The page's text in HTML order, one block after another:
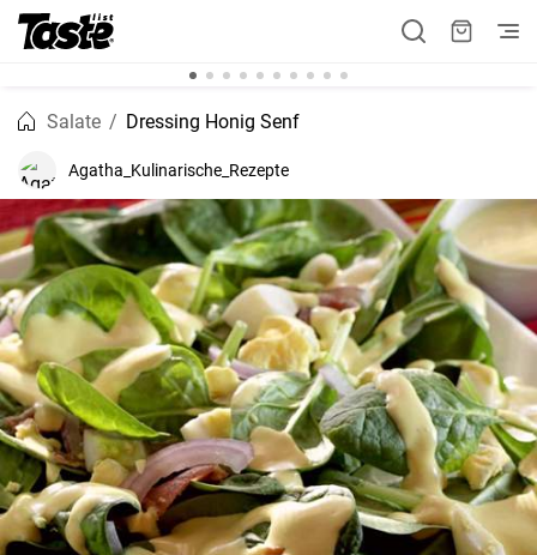
Salate Dressing Honig Senf
Agatha_Kulinarische_Rezepte